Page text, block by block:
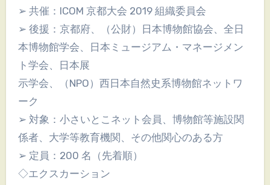
➢ 共催：ICOM 京都大会 2019 組織委員会
➢ 後援：京都府、（公財）日本博物館協会、全日
本博物館学会、日本ミュージアム・マネージメン
ト学会、日本展
示学会、（NPO）西日本自然史系博物館ネットワ
ーク
➢ 対象：小さいとこネット会員、博物館等施設関
係者、大学等教育機関、その他関心のある方
➢ 定員：200 名（先着順）
◇エクスカーション